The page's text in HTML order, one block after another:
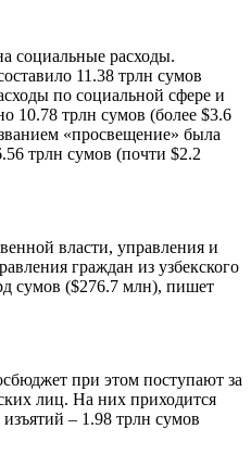
социальные расходы.
11.38 трлн сумов
по социальной сфере и
10.78 трлн сумов (более $3.6
«просвещение» была
трлн сумов (почти $2.2
власти, управления и
граждан из узбекского
сумов ($276.7 млн), пишет
при этом поступают за
лиц. На них приходится
– 1.98 трлн сумов